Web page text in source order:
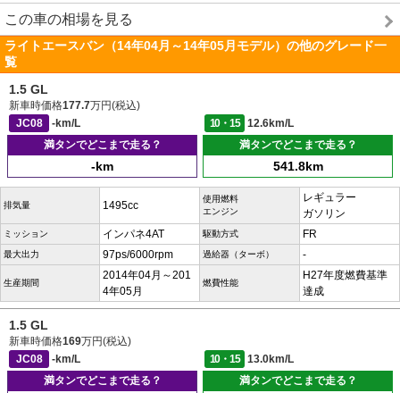
この車の相場を見る
ライトエースバン（14年04月～14年05月モデル）の他のグレード一
覧
1.5 GL
新車時価格177.7万円(税込)
JC08
-km/L 10・15
12.6km/L
満タンでどこまで走る？
-km
満タンでどこまで走る？
541.8km
排気量 1495cc
使用燃料
エンジン
レギュラー
ガソリン
ミッション インパネ4AT 駆動方式 FR
最大出力 97ps/6000rpm 過給器（ターボ） -
生産期間
2014年04月～201
4年05月
燃費性能
H27年度燃費基準
達成
1.5 GL
新車時価格169万円(税込)
JC08
-km/L 10・15
13.0km/L
満タンでどこまで走る？
満タンでどこまで走る？